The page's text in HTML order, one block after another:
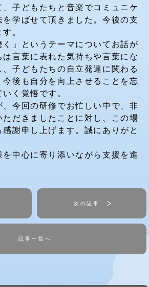
子どもたちと音楽でコミュニケ
学ばせて頂きました。今後の支
。
」というテーマについてお話が
言葉に表れた気持ちや言葉にな
、子どもたちの自立発達に関わる
後も自分を向上させることを忘
く覚悟です。
、今回の研修でお忙しい中で、非
だきましたことに対し、この場
謝申し上げます。誠にありがと
中心に寄り添いながら支援を進
記事一覧へ
次の記事